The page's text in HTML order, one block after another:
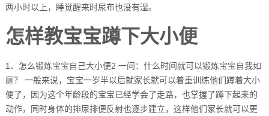
两小时以上，睡觉醒来时尿布也没有湿。
怎样教宝宝蹲下大小便
1、怎么锻炼宝宝自己大小便2 一问：什么时间就可以锻炼宝宝自我如
厕？ 一般来说，宝宝一岁半以后就家长就可以着重训练他们蹲着大小
便了，因为这个年龄段的宝宝已经学会了走路，也掌握了蹲下起来的
动作，同时身体的排尿排便反射也逐步建立，这样他们家长就可以更